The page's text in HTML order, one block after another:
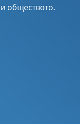
обществото.